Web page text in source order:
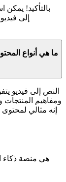
بالتأكيد! يمكن
إلى
ما هي أنواع
النص إلى فيديو
ومفاهيم المنتجات
إنه مثالي